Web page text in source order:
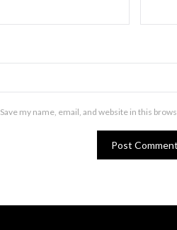
Save my name, email, and website in this